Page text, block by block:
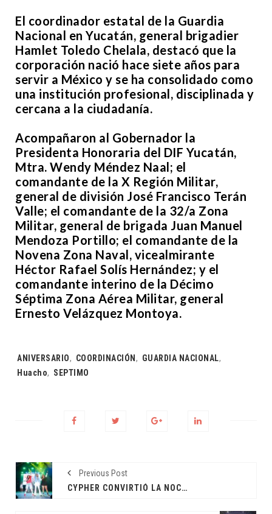
El coordinador estatal de la Guardia
Nacional en Yucatán, general brigadier
Hamlet Toledo Chelala, destacó que la
corporación nació hace siete años para
servir a México y se ha consolidado como
una institución profesional, disciplinada y
cercana a la ciudadanía.
Acompañaron al Gobernador la
Presidenta Honoraria del DIF Yucatán,
Mtra. Wendy Méndez Naal; el
comandante de la X Región Militar,
general de división José Francisco Terán
Valle; el comandante de la 32/a Zona
Militar, general de brigada Juan Manuel
Mendoza Portillo; el comandante de la
Novena Zona Naval, vicealmirante
Héctor Rafael Solís Hernández; y el
comandante interino de la Décimo
Séptima Zona Aérea Militar, general
Ernesto Velázquez Montoya.
Tags:
ANIVERSARIO, COORDINACIÓN , GUARDIA NACIONAL,
Huacho, SEPTIMO
Previous Post
CYPHER CONVIRTIÓ LA NOCHE EN UNA CELEBRACIÓN DE SORORIDAD